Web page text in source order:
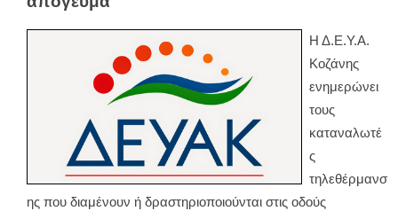
Η Δ.Ε.Υ.Α.
Κοζάνης
ενημερώνει
τους
καταναλωτέ
ς
τηλεθέρμανσ
ης που διαμένουν ή δραστηριοποιούνται στις οδούς